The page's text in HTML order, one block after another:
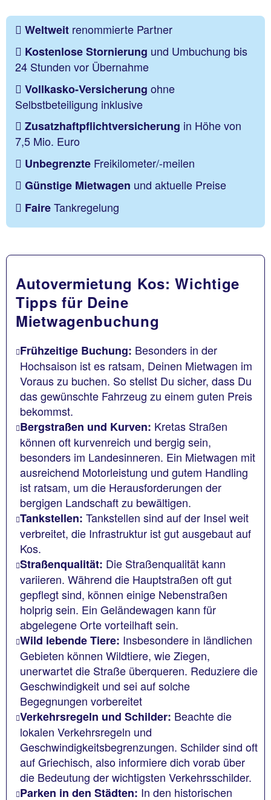
Weltweit renommierte Partner
Kostenlose Stornierung und Umbuchung bis
24 Stunden vor Übernahme
Vollkasko-Versicherung ohne
Selbstbeteiligung inklusive
Zusatzhaftpflichtversicherung in Höhe von
7,5 Mio. Euro
Unbegrenzte Freikilometer/-meilen
Günstige Mietwagen und aktuelle Preise
FaireTankregelung
Autovermietung Kos: Wichtige
Tipps für Deine
Mietwagenbuchung
Frühzeitige Buchung: Besonders in der
Hochsaison ist es ratsam, Deinen Mietwagen im
Voraus zu buchen. So stellst Du sicher, dass Du
das gewünschte Fahrzeug zu einem guten Preis
bekommst.
Bergstraßen und Kurven: Kretas Straßen
können oft kurvenreich und bergig sein,
besonders im Landesinneren. Ein Mietwagen mit
ausreichend Motorleistung und gutem Handling
ist ratsam, um die Herausforderungen der
bergigen Landschaft zu bewältigen.
Tankstellen: Tankstellen sind auf der Insel weit
verbreitet, die Infrastruktur ist gut ausgebaut auf
Kos.
Straßenqualität: Die Straßenqualität kann
variieren. Während die Hauptstraßen oft gut
gepflegt sind, können einige Nebenstraßen
holprig sein. Ein Geländewagen kann für
abgelegene Orte vorteilhaft sein.
Wild lebende Tiere: Insbesondere in ländlichen
Gebieten können Wildtiere, wie Ziegen,
unerwartet die Straße überqueren. Reduziere die
Geschwindigkeit und sei auf solche
Begegnungen vorbereitet
Verkehrsregeln und Schilder: Beachte die
lokalen Verkehrsregeln und
Geschwindigkeitsbegrenzungen. Schilder sind oft
auf Griechisch, also informiere dich vorab über
die Bedeutung der wichtigsten Verkehrsschilder.
Parken in den Städten: In den historischen